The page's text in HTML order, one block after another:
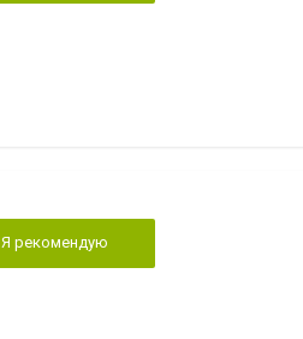
Я рекомендую